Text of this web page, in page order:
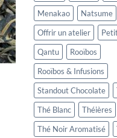
Menakao
Natsume
Offrir un atelier
Qantu
Rooïbos
Rooïbos & Infusions
Standout Chocolate
Thé Blanc
Théières
Thé Noir Aromatisé